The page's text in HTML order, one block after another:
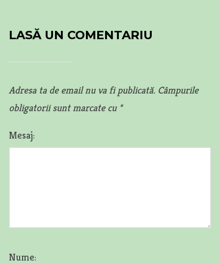
LASĂ UN COMENTARIU
Adresa ta de email nu va fi publicată. Câmpurile
obligatorii sunt marcate cu *
Mesaj:
Nume: